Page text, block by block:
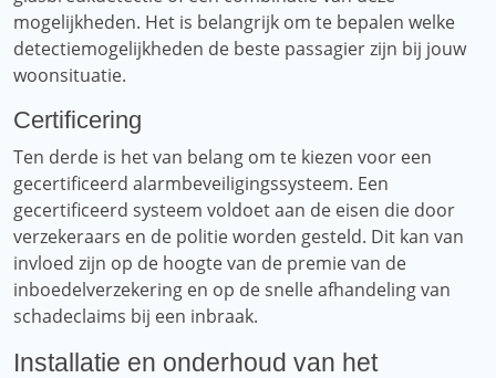
mogelijkheden. Het is belangrijk om te bepalen welke
detectiemogelijkheden de beste passagier zijn bij jouw
woonsituatie.
Certificering
Ten derde is het van belang om te kiezen voor een
gecertificeerd alarmbeveiligingssysteem. Een
gecertificeerd systeem voldoet aan de eisen die door
verzekeraars en de politie worden gesteld. Dit kan van
invloed zijn op de hoogte van de premie van de
inboedelverzekering en op de snelle afhandeling van
schadeclaims bij een inbraak.
Installatie en onderhoud van het